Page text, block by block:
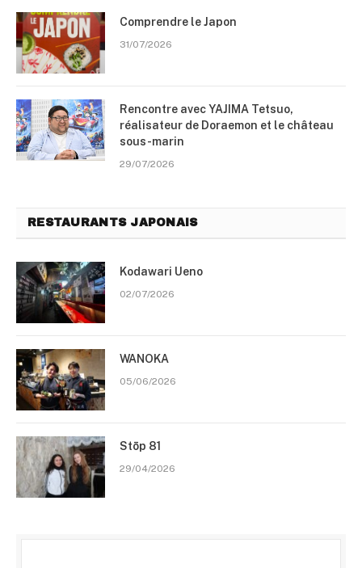
Comprendre le Japon
31/07/2026
Rencontre avec YAJIMA Tetsuo,
réalisateur de Doraemon et le château
sous-marin
29/07/2026
RESTAURANTS JAPONAIS
Kodawari Ueno
02/07/2026
WANOKA
05/06/2026
Stōp 81
29/04/2026